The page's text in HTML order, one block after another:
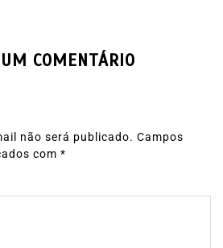
COMENTÁRIO
não será publicado. Campos
com *